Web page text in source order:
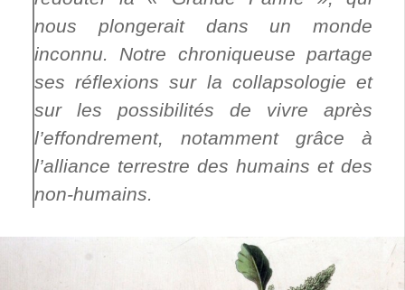
nous plongerait dans un monde
inconnu. Notre chroniqueuse partage
ses réflexions sur la collapsologie et
sur les possibilités de vivre après
l’effondrement, notamment grâce à
l’alliance terrestre des humains et des
non-humains.